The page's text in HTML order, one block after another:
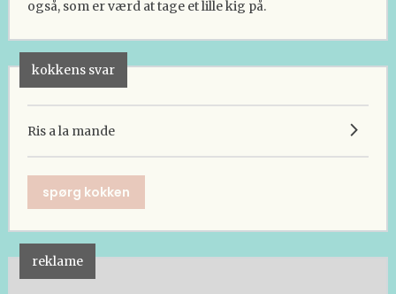
også, som er værd at tage et lille kig på.
kokkens svar
Ris a la mande
spørg kokken
reklame